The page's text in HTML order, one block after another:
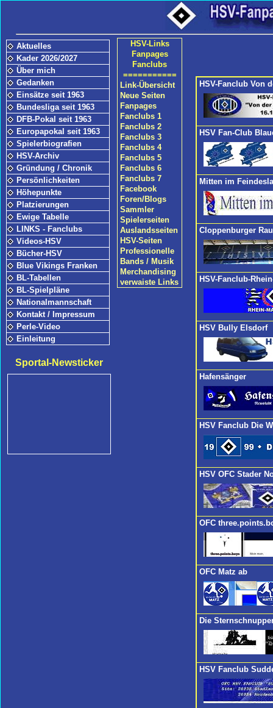
Aktuelles
Kader 2026/2027
Über mich
Gedanken
Einsätze seit 1963
Bundesliga seit 1963
DFB-Pokal seit 1963
Europapokal seit 1963
Spielerbiografien
HSV-Archiv
Gründung / Chronik
Persönlichkeiten
Höhepunkte
Platzierungen
Ewige Tabelle
LINKS - Fanclubs
Videos-HSV
Bücher-HSV
Blue Vikings Franken
BL-Tabellen
BL-Spielpläne
Nationalmannschaft
Kontakt / Impressum
Perle-Video
Einleitung
Sportal-Newsticker
HSV-Fanclub Von
HSV Fan-Club
Mitten im
Cloppenburger
HSV-Fanclub-
HSV Bully Elsdorf
Hafensänger
HSV Fanclub Die
HSV OFC Stader
OFC
OFC Matz ab
Die
HSV Fanclub
HSV-Links
Fanpages
Fanclubs
===========
Link-Übersicht
Neue Seiten
Fanpages
Fanclubs 1
Fanclubs 2
Fanclubs 3
Fanclubs 4
Fanclubs 5
Fanclubs 6
Fanclubs 7
Facebook
Foren/Blogs
Sammler
Spielerseiten
Auslandsseiten
HSV-Seiten
Professionelle
Bands / Musik
Merchandising
verwaiste Links